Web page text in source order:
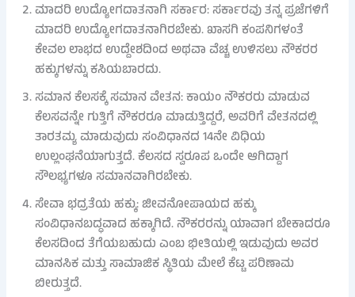
ಮಾದರಿ ಉದ್ಯೋಗದಾತನಾಗಿ ಸರ್ಕಾರ: ಸರ್ಕಾರವು ತನ್ನ ಪ್ರಜೆಗಳಿಗೆ
ಮಾದರಿ ಉದ್ಯೋಗದಾತನಾಗಿರಬೇಕು. ಖಾಸಗಿ ಕಂಪನಿಗಳಂತೆ
ಕೇವಲ ಲಾಭದ ಉದ್ದೇಶದಿಂದ ಅಥವಾ ವೆಚ್ಚ ಉಳಿಸಲು ನೌಕರರ
ಹಕ್ಕುಗಳನ್ನು ಕಸಿಯಬಾರದು.
ಸಮಾನ ಕೆಲಸಕ್ಕೆ ಸಮಾನ ವೇತನ: ಕಾಯಂ ನೌಕರರು ಮಾಡುವ
ಕೆಲಸವನ್ನೇ ಗುತ್ತಿಗೆ ನೌಕರರೂ ಮಾಡುತ್ತಿದ್ದರೆ, ಅವರಿಗೆ ವೇತನದಲ್ಲಿ
ತಾರತಮ್ಯ ಮಾಡುವುದು ಸಂವಿಧಾನದ 14ನೇ ವಿಧಿಯ
ಉಲ್ಲಂಘನೆಯಾಗುತ್ತದೆ. ಕೆಲಸದ ಸ್ವರೂಪ ಒಂದೇ ಆಗಿದ್ದಾಗ
ಸೌಲಭ್ಯಗಳೂ ಸಮಾನವಾಗಿರಬೇಕು.
ಸೇವಾ ಭದ್ರತೆಯ ಹಕ್ಕು: ಜೀವನೋಪಾಯದ ಹಕ್ಕು
ಸಂವಿಧಾನಬದ್ಧವಾದ ಹಕ್ಕಾಗಿದೆ. ನೌಕರರನ್ನು ಯಾವಾಗ ಬೇಕಾದರೂ
ಕೆಲಸದಿಂದ ತೆಗೆಯಬಹುದು ಎಂಬ ಭೀತಿಯಲ್ಲಿ ಇಡುವುದು ಅವರ
ಮಾನಸಿಕ ಮತ್ತು ಸಾಮಾಜಿಕ ಸ್ಥಿತಿಯ ಮೇಲೆ ಕೆಟ್ಟ ಪರಿಣಾಮ
ಬೀರುತ್ತದೆ.